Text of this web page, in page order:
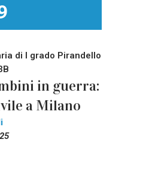
di I grado Pirandello
in guerra:
a Milano